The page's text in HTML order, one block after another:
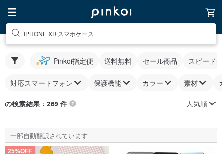
IPHONE XR スマホケース
Pinkoi指定便 送料無料 セール商品 スピード
対応スマートフォン 保護機能 カラー 素材
の検索結果：269 件 人気順
一部自動翻訳されています
25%OFF